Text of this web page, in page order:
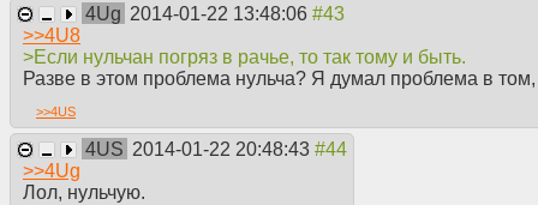
4Ug 2014-01-22 13:48:06
>>4U8
>Если нульчан погряз в рачье, то так тому и быть.
Разве в этом проблема нульча? Я думал проблема в том,
>>4US
4US 2014-01-22 20:48:43
>>4Ug
Лол, нульчую.